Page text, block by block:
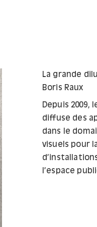
La grande
Boris Raux
Depuis 2009,
diffuse des
dans le
visuels pour
l’espace